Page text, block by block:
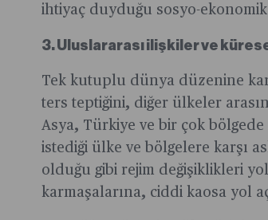
ihtiyaç duyduğu sosyo-
3. Uluslararası ilişkiler ve
Tek kutuplu dünya düzenine
ters teptiğini, diğer ülkeler
Asya, Türkiye ve bir çok bölgede
istediği ülke ve bölgelere karşı
olduğu gibi rejim değişiklikleri
karmaşalarına, ciddi kaosa yol